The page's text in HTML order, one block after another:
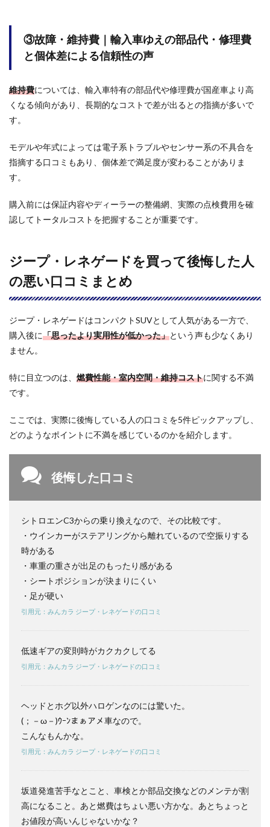
レネ
ゲー
ドを
て後
悔し
た人
まと
め
プ・
ゲー
て満
てい
る人
の良
コミ
まと
ジー
レネ
ドと
「ラ
イ
3」
「キ
ー」
の違
いを
比較
｜選
ぶな
らど
プ・
レネ
ゲー
タ・
ライ
ズを
比較
｜選
ぶな
ち？
4.2
ジー
③故障・維持費｜輸入車ゆえの部品代・修理費
と個体差による信頼性の声
維持費については、輸入車特有の部品代や修理費が国産車より高
くなる傾向があり、長期的なコストで差が出るとの指摘が多いで
す。
モデルや年式によっては電子系トラブルやセンサー系の不具合を
指摘する口コミもあり、個体差で満足度が変わることがありま
す。
購入前には保証内容やディーラーの整備網、実際の点検費用を確
認してトータルコストを把握することが重要です。
ジープ・レネゲードを買って後悔した人
の悪い口コミまとめ
ジープ・レネゲードはコンパクトSUVとして人気がある一方で、
購入後に「思ったより実用性が低かった」という声も少なくあり
ません。
特に目立つのは、 燃費性能・室内空間・維持コストに関する不満
です。
ここでは、実際に後悔している人の口コミを5件ピックアップし、
どのようなポイントに不満を感じているのかを紹介します。
後悔した口コミ
シトロエンC3からの乗り換えなので、その比較です。
・ウインカーがステアリングから離れているので空振りする
時がある
・車重の重さが出足のもったり感がある
・シートポジションが決まりにくい
・足が硬い
引用元：みんカラ ジープ・レネゲードの口コミ
低速ギアの変則時がカクカクしてる
引用元：みんカラ ジープ・レネゲードの口コミ
ヘッドとホグ以外ハロゲンなのには驚いた。
(；－ω－)ｳｰﾝまぁアメ車なので。
こんなもんかな。
引用元：みんカラ ジープ・レネゲードの口コミ
坂道発進苦手なとこと、車検とか部品交換などのメンテが割
高になること。あと燃費はちょい悪い方かな。あとちょっと
お値段が高いんじゃないかな？